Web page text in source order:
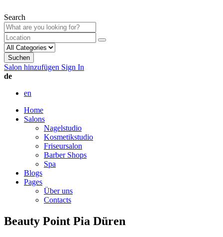
Search
Suchen
Salon hinzufügen Sign In
de
en
Home
Salons
Nagelstudio
Kosmetikstudio
Friseursalon
Barber Shops
Spa
Blogs
Pages
Über uns
Contacts
Beauty Point Pia Düren